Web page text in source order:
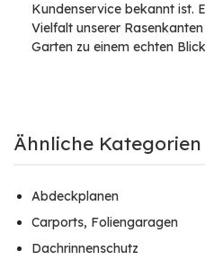
Kundenservice bekannt ist.
Vielfalt unserer
Garten zu einem echten
Ähnliche Kategorien
Abdeckplanen
Carports, Foliengaragen
Dachrinnenschutz